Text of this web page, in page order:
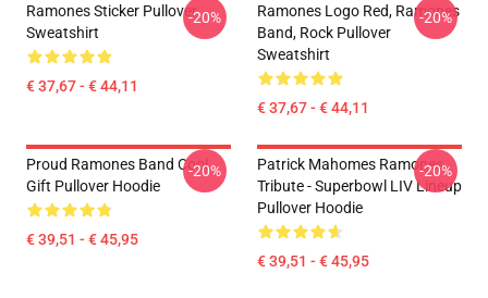
Ramones Sticker Pullover
Sweatshirt
€ 37,67 - € 44,11
-20%
Ramones Logo Red, Ramones
Band, Rock Pullover
Sweatshirt
€ 37,67 - € 44,11
-20%
Proud Ramones Band Cool
Gift Pullover Hoodie
€ 39,51 - € 45,95
-20%
Patrick Mahomes Ramones
Tribute - Superbowl LIV Lineup
Pullover Hoodie
€ 39,51 - € 45,95
-20%